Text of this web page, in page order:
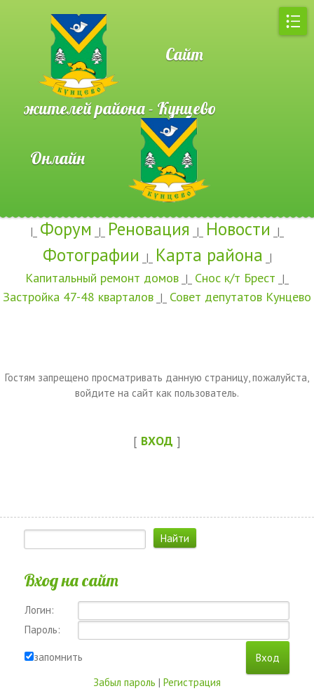
Сайт
жителей района - Кунцево
Онлайн
|_ Форум _|_ Реновация _|_ Новости _|_
Фотографии _|_ Карта района _|
Капитальный ремонт домов _|_ Снос к/т Брест _|_
Застройка 47-48 кварталов _|_ Совет депутатов Кунцево
Гостям запрещено просматривать данную страницу, пожалуйста,
войдите на сайт как пользователь.
[ ВХОД ]
Вход на сайт
Логин:
Пароль:
запомнить
Забыл пароль | Регистрация